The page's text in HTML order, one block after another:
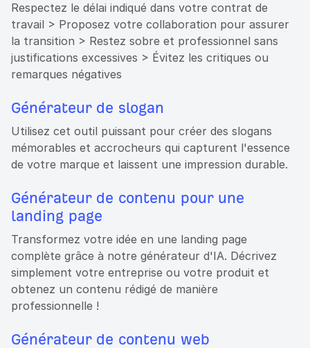
Respectez le délai indiqué dans votre contrat de
travail > Proposez votre collaboration pour assurer
la transition > Restez sobre et professionnel sans
justifications excessives > Évitez les critiques ou
remarques négatives
Générateur de slogan
Utilisez cet outil puissant pour créer des slogans
mémorables et accrocheurs qui capturent l'essence
de votre marque et laissent une impression durable.
Générateur de contenu pour une
landing page
Transformez votre idée en une landing page
complète grâce à notre générateur d'IA. Décrivez
simplement votre entreprise ou votre produit et
obtenez un contenu rédigé de manière
professionnelle !
Générateur de contenu web